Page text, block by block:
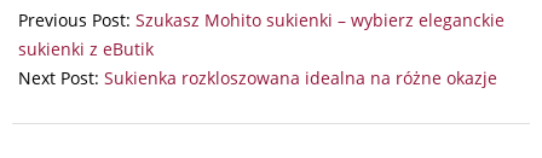
06-
13
Previous Post: Szukasz Mohito sukienki – wybierz eleganckie
sukienki z eButik
Next Post: Sukienka rozkloszowana idealna na różne okazje